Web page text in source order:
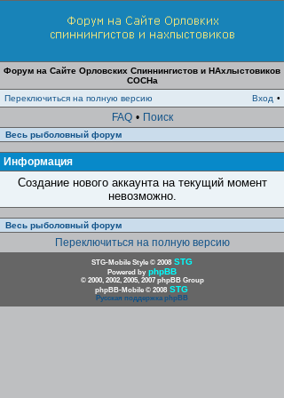
Форум на Сайте Орловских Спиннингистов и НАхлыстовиков
СОСНа
Переключиться на полную версию
Вход •
FAQ • Поиск
Весь рыболовный форум
Информация
Создание нового аккаунта на текущий момент
невозможно.
Весь рыболовный форум
Переключиться на полную версию
STG-Mobile Style © 2008 STG
Powered by phpBB
© 2000, 2002, 2005, 2007 phpBB Group
phpBB-Mobile © 2008 STG
Русская поддержка phpBB